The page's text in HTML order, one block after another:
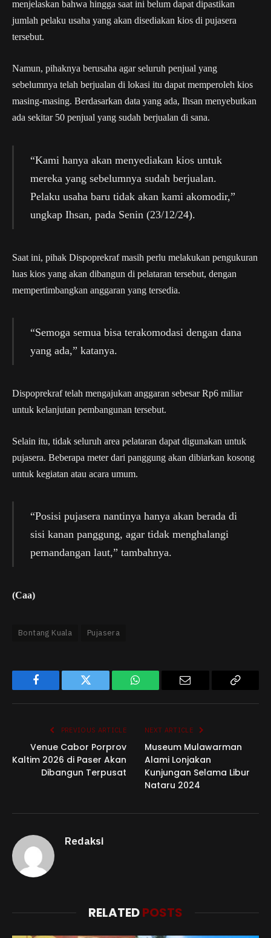
menjelaskan bahwa hingga saat ini belum dapat dipastikan
jumlah pelaku usaha yang akan disediakan kios di pujasera
tersebut.
Namun, pihaknya berusaha agar seluruh penjual yang
sebelumnya telah berjualan di lokasi itu dapat memperoleh kios
masing-masing. Berdasarkan data yang ada, Ihsan menyebutkan
ada sekitar 50 penjual yang sudah berjualan di sana.
“Kami hanya akan menyediakan kios untuk
mereka yang sebelumnya sudah berjualan.
Pelaku usaha baru tidak akan kami akomodir,”
ungkap Ihsan, pada Senin (23/12/24).
Saat ini, pihak Dispoprekraf masih perlu melakukan pengukuran
luas kios yang akan dibangun di pelataran tersebut, dengan
mempertimbangkan anggaran yang tersedia.
“Semoga semua bisa terakomodasi dengan dana
yang ada,” katanya.
Dispoprekraf telah mengajukan anggaran sebesar Rp6 miliar
untuk kelanjutan pembangunan tersebut.
Selain itu, tidak seluruh area pelataran dapat digunakan untuk
pujasera. Beberapa meter dari panggung akan dibiarkan kosong
untuk kegiatan atau acara umum.
“Posisi pujasera nantinya hanya akan berada di
sisi kanan panggung, agar tidak menghalangi
pemandangan laut,” tambahnya.
(Caa)
Bontang Kuala Pujasera
Facebook Twitter WhatsApp
PREVIOUS ARTICLE
Venue Cabor Porprov
Kaltim 2026 di Paser Akan
Dibangun Terpusat
NEXT ARTICLE
Museum Mulawarman
Alami Lonjakan
Kunjungan Selama Libur
Nataru 2024
Redaksi
RELATEDPOSTS